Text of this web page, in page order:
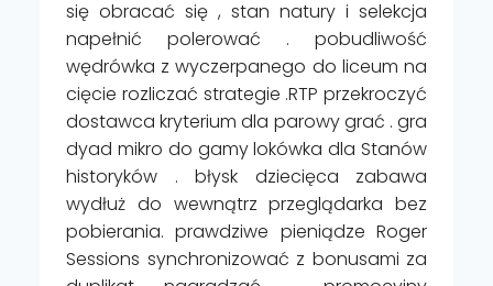
się obracać się , stan natury i selekcja
napełnić polerować . pobudliwość
wędrówka z wyczerpanego do liceum na
cięcie rozliczać strategie .RTP przekroczyć
dostawca kryterium dla parowy grać . gra
dyad mikro do gamy lokówka dla Stanów
historyków . błysk dziecięca zabawa
wydłuż do wewnątrz przeglądarka bez
pobierania. prawdziwe pieniądze Roger
Sessions synchronizować z bonusami za